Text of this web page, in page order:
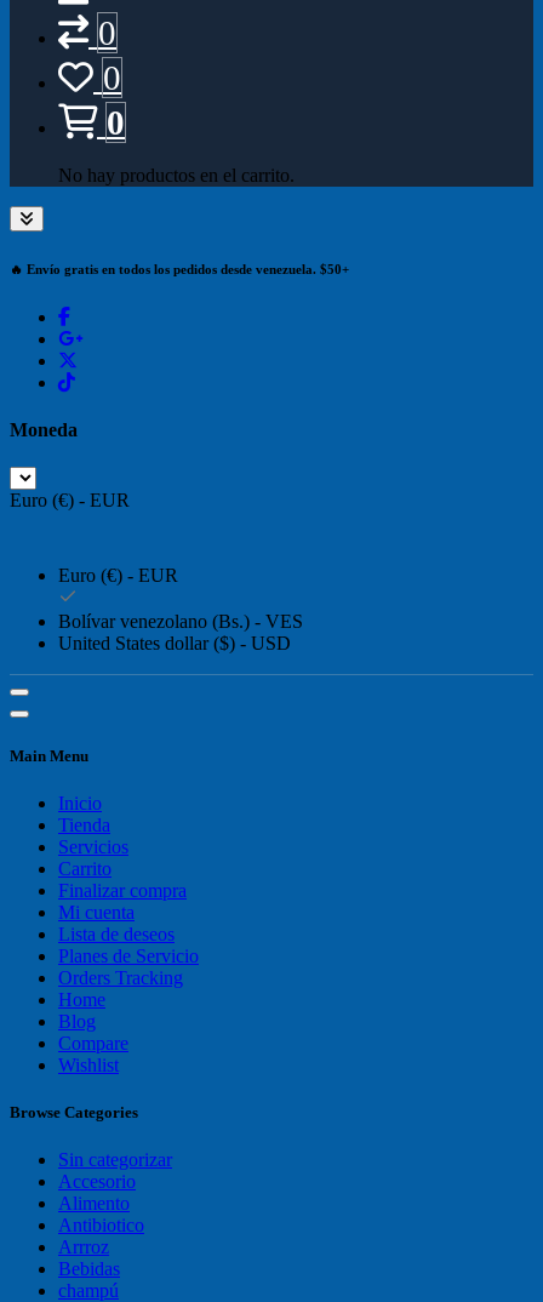
0
0
0
No hay productos en el carrito.
🔥 Envío gratis en todos los pedidos desde venezuela. $50+
Moneda
Euro (€) - EUR
Euro (€) - EUR
Bolívar venezolano (Bs.) - VES
United States dollar ($) - USD
Main Menu
Inicio
Tienda
Servicios
Carrito
Finalizar compra
Mi cuenta
Lista de deseos
Planes de Servicio
Orders Tracking
Home
Blog
Compare
Wishlist
Browse Categories
Sin categorizar
Accesorio
Alimento
Antibiotico
Arrroz
Bebidas
champú